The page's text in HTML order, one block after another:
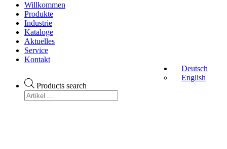
Willkommen
Produkte
Industrie
Kataloge
Aktuelles
Service
Kontakt
Products search
Deutsch
English